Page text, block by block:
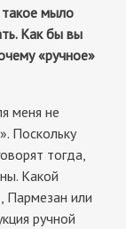
мыло
Как бы вы
«ручное»
меня не
Поскольку
тогда,
Какой
Пармезан или
ручной